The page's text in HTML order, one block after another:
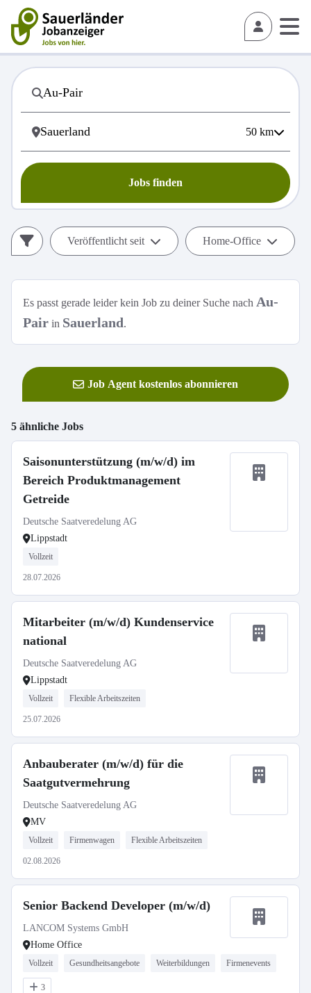
50 km
Jobs finden
Veröffentlicht seit Home-Office
Es passt gerade leider kein Job zu deiner Suche nach Au-
Pair in Sauerland.
Job Agent kostenlos abonnieren
5 ähnliche Jobs
Saisonunterstützung (m/w/d) im
Bereich Produktmanagement
Getreide
Deutsche Saatveredelung AG
Lippstadt
Vollzeit
28.07.2026
Mitarbeiter (m/w/d) Kundenservice
national
Deutsche Saatveredelung AG
Lippstadt
Vollzeit Flexible Arbeitszeiten
25.07.2026
Anbauberater (m/w/d) für die
Saatgutvermehrung
Deutsche Saatveredelung AG
MV
Vollzeit Firmenwagen Flexible Arbeitszeiten
02.08.2026
Senior Backend Developer (m/w/d)
LANCOM Systems GmbH
Home Office
Vollzeit Gesundheitsangebote Weiterbildungen Firmenevents
3